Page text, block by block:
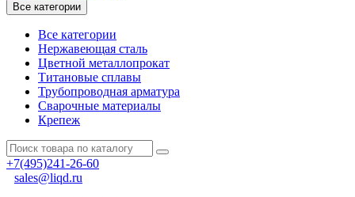
Все категории
Все категории
Нержавеющая сталь
Цветной металлопрокат
Титановые сплавы
Трубопроводная арматура
Сварочные материалы
Крепеж
+7(495)241-26-60
sales@liqd.ru